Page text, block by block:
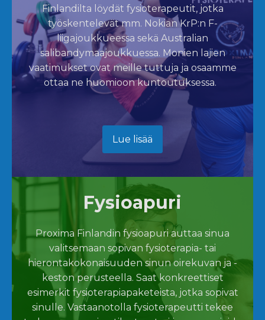
Finlandilta löydät fysioterapeutit, jotka
työskentelevät mm. Nokian KrP:n F-
liigajoukkueessa sekä Australian
salibandymaajoukkuessa. Monien lajien
vaatimukset ovat meille tuttuja ja osaamme
ottaa ne huomioon kuntoutuksessa.
Lue lisää
Fysioapuri
Proxima Finlandin fysioapuri auttaa sinua
valitsemaan sopivan fysioterapia- tai
hierontakokonaisuuden sinun oirekuvan ja -
keston perusteella. Saat konkreettiset
esimerkit fysioterapiapaketeista, jotka sopivat
sinulle. Vastaanotolla fysioterapeutti tekee